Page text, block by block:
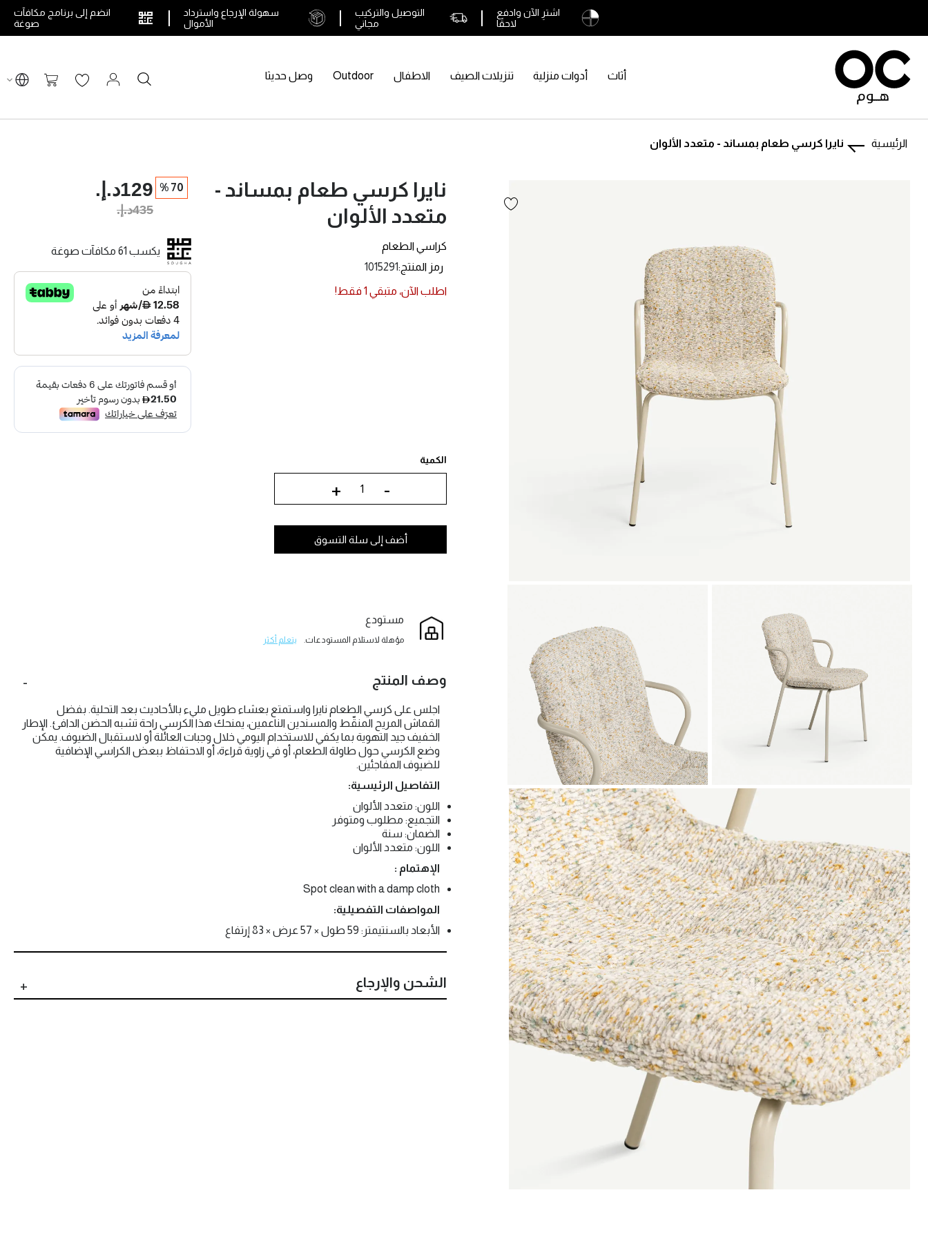
اشترِ الآن وادفع
لاحقًا
التوصيل والتركيب
مجاني
سهولة الإرجاع واسترداد
الأموال
انضم إلى برنامج مكافآت
صوغة
سلة التسوق بحث أثاث أدوات منزلية تنزيلات الصيف الاطفال Outdoor وصل حديثا
الرئيسية نايرا كرسي طعام بمساند - متعدد الألوان
نايرا كرسي طعام بمساند -
متعدد الألوان
كراسي الطعام
رمز المنتج 1015291
اطلب الآن، متبقي 1 فقط!
70 % 129د.إ.‏
435د.إ.‏
يكسب 61 مكافآت صوغة
الكمية
-
+
أضف إلى سلة التسوق
مستودع
مؤهلة لاستلام المستودعات. يتعلم أكثر
وصف المنتج
اجلس على كرسي الطعام نايرا واستمتع بعشاء طويل مليء بالأحاديث بعد التحلية. بفضل
القماش المريح المنقّط والمسندين الناعمين، يمنحك هذا الكرسي راحة تشبه الحضن الدافئ. الإطار
الخفيف جيد التهوية بما يكفي للاستخدام اليومي خلال وجبات العائلة أو لاستقبال الضيوف. يمكن
وضع الكرسي حول طاولة الطعام، أو في زاوية قراءة، أو الاحتفاظ ببعض الكراسي الإضافية
للضيوف المفاجئين.
التفاصيل الرئيسية:
اللون: متعدد الألوان
التجميع: مطلوب ومتوفر
الضمان: سنة
اللون: متعدد الألوان
الإهتمام :
Spot clean with a damp cloth
المواصفات التفصيلية:
الأبعاد بالسنتيمتر: 59 طول × 57 عرض × 83 إرتفاع
الشحن والإرجاع